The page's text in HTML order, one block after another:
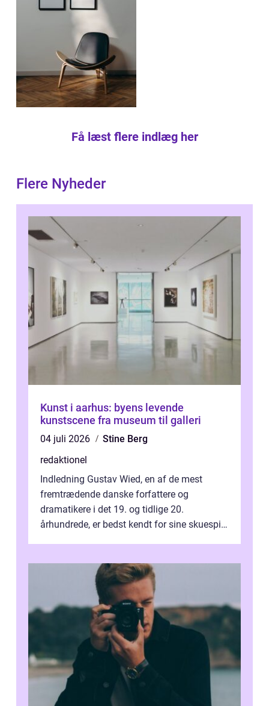
Få læst flere indlæg her
Flere Nyheder
Kunst i aarhus: byens levende
kunstscene fra museum til galleri
04 juli 2026
Stine Berg
redaktionel
Indledning Gustav Wied, en af de mest
fremtrædende danske forfattere og
dramatikere i det 19. og tidlige 20.
århundrede, er bedst kendt for sine skuespil.